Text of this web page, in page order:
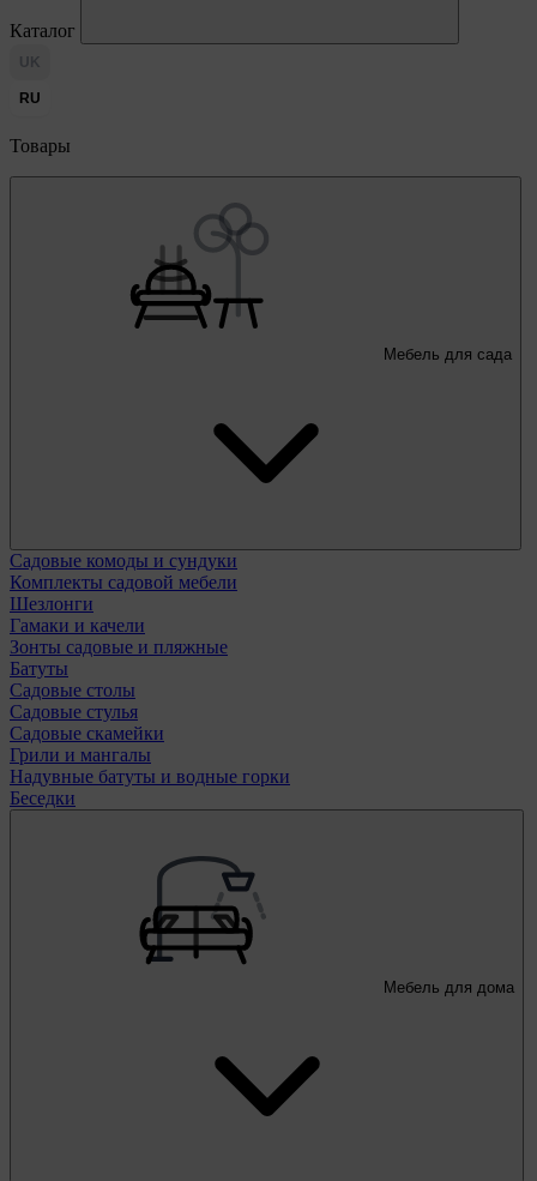
Каталог
UK
RU
Товары
Мебель для сада
Садовые комоды и сундуки
Комплекты садовой мебели
Шезлонги
Гамаки и качели
Зонты садовые и пляжные
Батуты
Садовые столы
Садовые стулья
Садовые скамейки
Грили и мангалы
Надувные батуты и водные горки
Беседки
Мебель для дома